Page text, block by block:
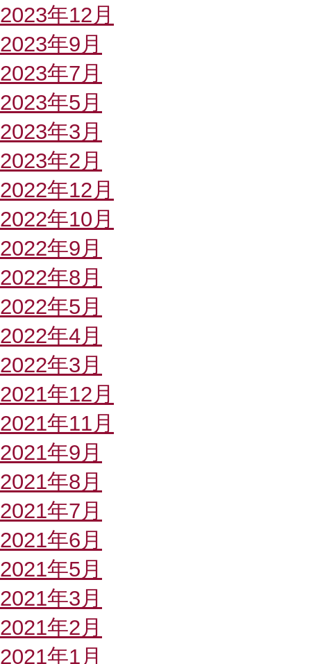
2023年12月
2023年9月
2023年7月
2023年5月
2023年3月
2023年2月
2022年12月
2022年10月
2022年9月
2022年8月
2022年5月
2022年4月
2022年3月
2021年12月
2021年11月
2021年9月
2021年8月
2021年7月
2021年6月
2021年5月
2021年3月
2021年2月
2021年1月